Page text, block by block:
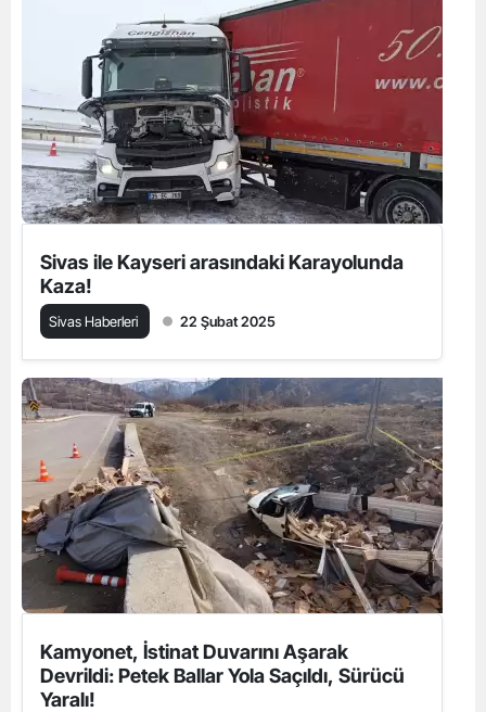
Sivas ile Kayseri arasındaki Karayolunda
Kaza!
Sivas Haberleri 22 Şubat 2025
Kamyonet, İstinat Duvarını Aşarak
Devrildi: Petek Ballar Yola Saçıldı, Sürücü
Yaralı!